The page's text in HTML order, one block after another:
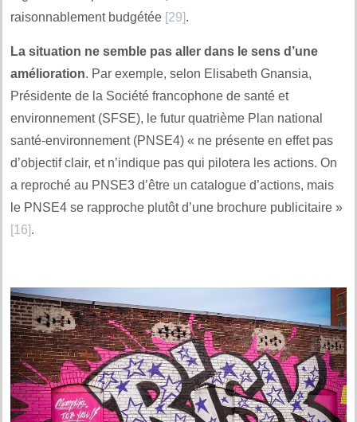
raisonnablement budgétée [29].
La situation ne semble pas aller dans le sens d’une
amélioration. Par exemple, selon Elisabeth Gnansia,
Présidente de la Société francophone de santé et
environnement (SFSE), le futur quatrième Plan national
santé-environnement (PNSE4) « ne présente en effet pas
d’objectif clair, et n’indique pas qui pilotera les actions. On
a reproché au PNSE3 d’être un catalogue d’actions, mais
le PNSE4 se rapproche plutôt d’une brochure publicitaire »
[16].